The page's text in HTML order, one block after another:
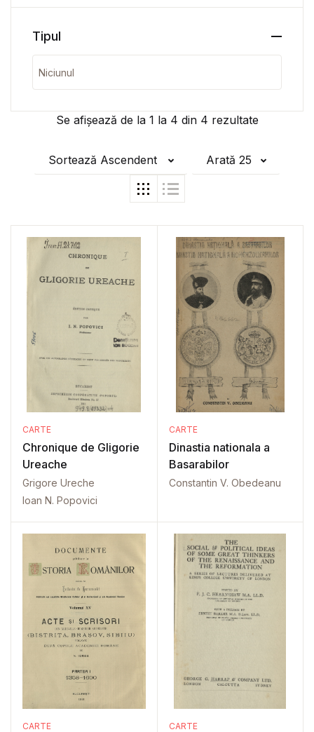
Se afișează de la 1 la 4 din 4 rezultate
Sortează Ascendent Arată 25
CARTE
Chronique de Gligorie
Ureache
Grigore Ureche
Ioan N. Popovici
CARTE
Dinastia nationala a
Basarabilor
Constantin V. Obedeanu
CARTE CARTE
Tipul